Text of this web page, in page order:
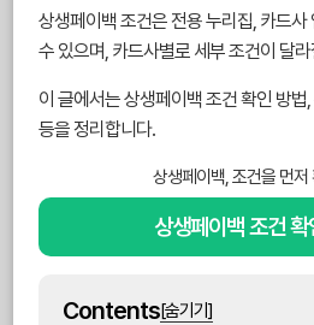
상생페이백 조건은 전용 누리집, 카드
수 있으며, 카드사별로 세부 조건이 달
이 글에서는 상생페이백 조건 확인 방법
등을 정리합니다.
상생페이백, 조건을 먼저
상생페이백 조건 확
Contents[숨기기]